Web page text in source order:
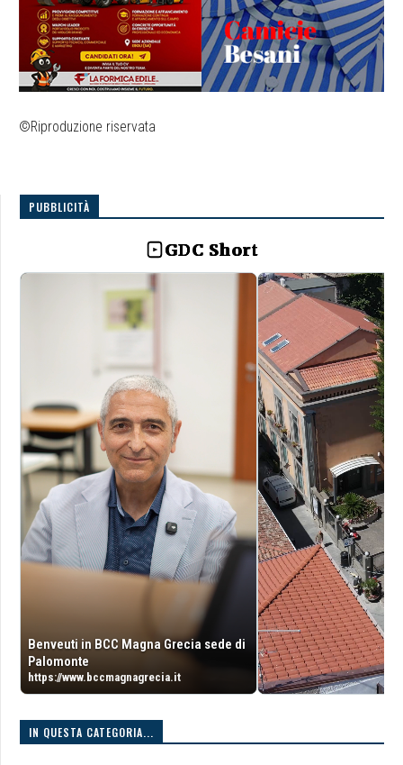
©Riproduzione riservata
PUBBLICITÀ
GDC Short
Benveuti in BCC Magna Grecia sede di
Palomonte
https://www.bccmagnagrecia.it
IN QUESTA CATEGORIA...